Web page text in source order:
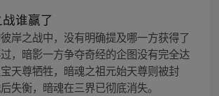
谁赢了
岸之战中，没有明确提及哪一方获得了
，暗影一方争夺奇经的企图没有完全达
天尊牺牲，暗魂之祖元始天尊则被封
失衡，暗魂在三界已彻底消失。